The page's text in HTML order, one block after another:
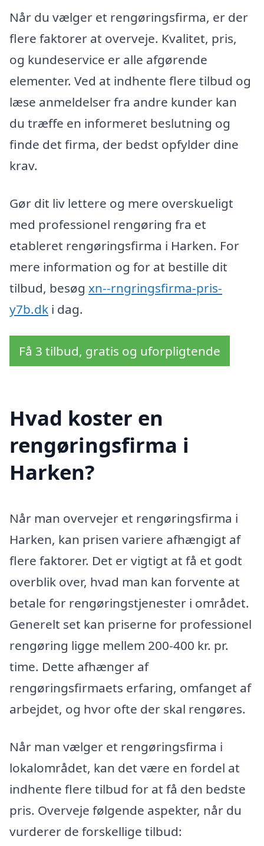
Når du vælger et rengøringsfirma, er der
flere faktorer at overveje. Kvalitet, pris,
og kundeservice er alle afgørende
elementer. Ved at indhente flere tilbud og
læse anmeldelser fra andre kunder kan
du træffe en informeret beslutning og
finde det firma, der bedst opfylder dine
krav.
Gør dit liv lettere og mere overskueligt
med professionel rengøring fra et
etableret rengøringsfirma i Harken. For
mere information og for at bestille dit
tilbud, besøg xn--rngringsfirma-pris-
y7b.dk i dag.
Få 3 tilbud, gratis og uforpligtende
Hvad koster en
rengøringsfirma i
Harken?
Når man overvejer et rengøringsfirma i
Harken, kan prisen variere afhængigt af
flere faktorer. Det er vigtigt at få et godt
overblik over, hvad man kan forvente at
betale for rengøringstjenester i området.
Generelt set kan priserne for professionel
rengøring ligge mellem 200-400 kr. pr.
time. Dette afhænger af
rengøringsfirmaets erfaring, omfanget af
arbejdet, og hvor ofte der skal rengøres.
Når man vælger et rengøringsfirma i
lokalområdet, kan det være en fordel at
indhente flere tilbud for at få den bedste
pris. Overveje følgende aspekter, når du
vurderer de forskellige tilbud: